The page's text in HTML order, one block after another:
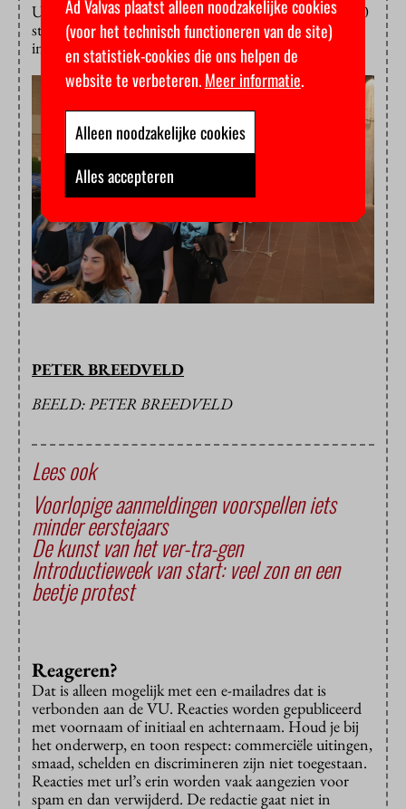
Uilenstedefestival. Maandag worden er nog eens 1200
studenten verwacht, voor een verkorte versie van de
introductiedagen.
PETER BREEDVELD
BEELD: PETER BREEDVELD
Lees ook
Voorlopige aanmeldingen voorspellen iets
minder eerstejaars
De kunst van het ver-tra-gen
Introductieweek van start: veel zon en een
beetje protest
Reageren?
Dat is alleen mogelijk met een e-mailadres dat is
verbonden aan de VU. Reacties worden gepubliceerd
met voornaam of initiaal en achternaam. Houd je bij
het onderwerp, en toon respect: commerciële uitingen,
smaad, schelden en discrimineren zijn niet toegestaan.
Reacties met url’s erin worden vaak aangezien voor
spam en dan verwijderd. De redactie gaat niet in
Ad Valvas plaatst alleen noodzakelijke cookies
(voor het technisch functioneren van de site)
en statistiek-cookies die ons helpen de
website te verbeteren.Meer informatie.
Alleen noodzakelijke cookies
Alles accepteren